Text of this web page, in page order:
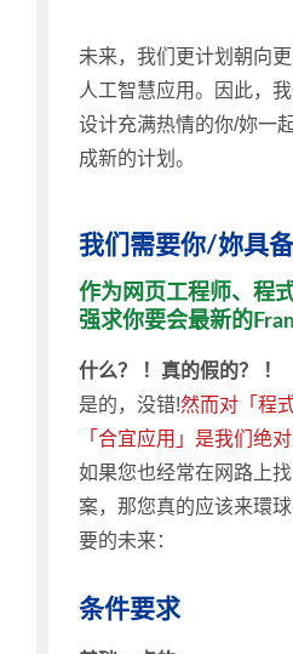
未来，我们更计划朝向
人工智慧应用。因此，
设计充满热情的你/妳一
成新的计划。
我们需要你/妳具
作为网页工程师、程
强求你要会最新的
什么？ ！真的假的？ ！
是的，没错!然而对「程
「合宜应用」是我们绝
如果您也经常在网路上
案，那您真的应该来環
要的未来：
条件要求